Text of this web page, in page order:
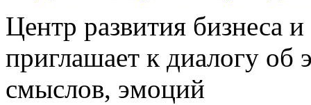
Центр развития бизнеса
приглашает к диалогу об
смыслов, эмоций